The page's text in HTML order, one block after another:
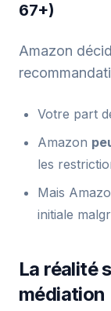
67+)
Amazon
Votre part
Amazon
les
Mais
initiale
La réalité
médiation